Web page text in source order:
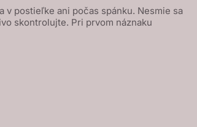
postieľke ani počas spánku. Nesmie sa
skontrolujte. Pri prvom náznaku